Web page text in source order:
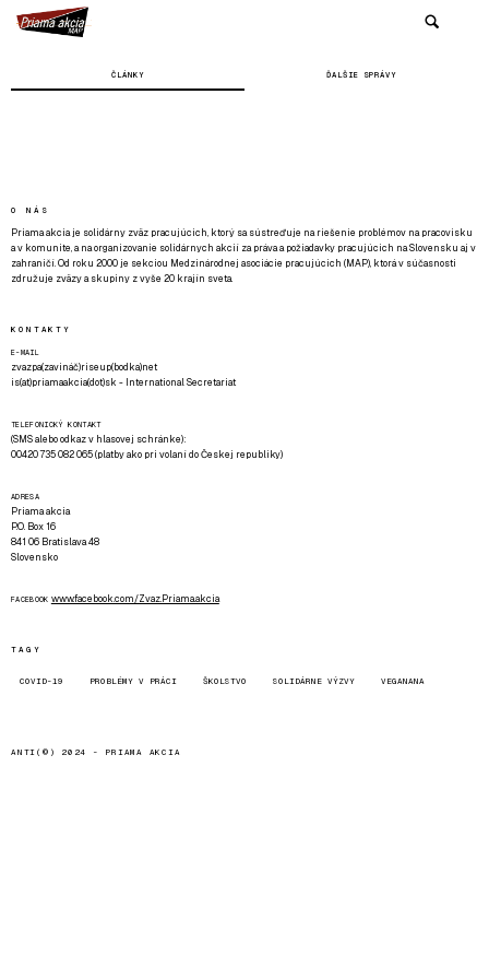
ČLÁNKY ĎALŠIE SPRÁVY
O NÁS
Priama akcia je solidárny zväz pracujúcich, ktorý sa sústreďuje na riešenie problémov na pracovisku
a v komunite, a na organizovanie solidárnych akcií za práva a požiadavky pracujúcich na Slovensku aj v
zahraničí. Od roku 2000 je sekciou Medzinárodnej asociácie pracujúcich (MAP), ktorá v súčasnosti
združuje zväzy a skupiny z vyše 20 krajín sveta.
KONTAKTY
E-MAIL
zvazpa(zavináč)riseup(bodka)net
is(at)priamaakcia(dot)sk - International Secretariat
TELEFONICKÝ KONTAKT
(SMS alebo odkaz v hlasovej schránke):
00420 735 082 065 (platby ako pri volaní do Českej republiky)
ADRESA
Priama akcia
P.O. Box 16
841 06 Bratislava 48
Slovensko
FACEBOOK www.facebook.com/Zvaz.Priama.akcia
TAGY
COVID-19 PROBLÉMY V PRÁCI ŠKOLSTVO SOLIDÁRNE VÝZVY VEGANANA
ANTI(©) 2024 - PRIAMA AKCIA